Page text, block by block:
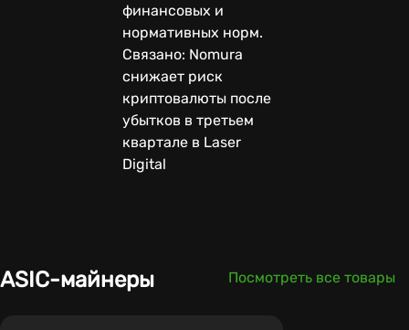
финансовых и
нормативных норм.
Связано: Nomura
снижает риск
криптовалюты после
убытков в третьем
квартале в Laser
Digital
ASIC-майнеры Посмотреть все товары